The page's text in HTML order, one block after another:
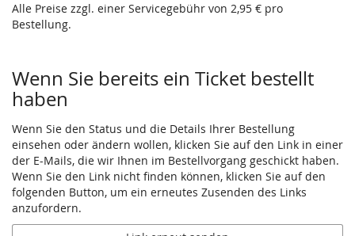
Alle Preise zzgl. einer Servicegebühr von 2,95 € pro
Bestellung.
Wenn Sie bereits ein Ticket bestellt
haben
Wenn Sie den Status und die Details Ihrer Bestellung
einsehen oder ändern wollen, klicken Sie auf den Link in einer
der E-Mails, die wir Ihnen im Bestellvorgang geschickt haben.
Wenn Sie den Link nicht finden können, klicken Sie auf den
folgenden Button, um ein erneutes Zusenden des Links
anzufordern.